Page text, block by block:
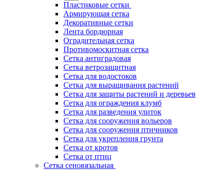
Пластиковые сетки
Армирующая сетка
Декоративные сетки
Лента бордюрная
Оградительная сетка
Противомоскитная сетка
Сетка антиградовая
Сетка ветрозащитная
Сетка для водостоков
Сетка для выращивания растений
Сетка для защиты растений и деревьев
Сетка для ограждения клумб
Сетка для разведения улиток
Сетка для сооружения вольеров
Сетка для сооружения птичников
Сетка для укрепления грунта
Сетка от кротов
Сетка от птиц
Сетка сеновязальная